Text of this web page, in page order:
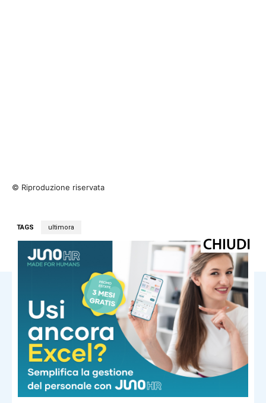
© Riproduzione riservata
TAGS ultimora
NOTIZIE CORRELATE
Ultima ora
Caldo record, vita con l’aria
condizionata: ecco quali
climatizzatori scelgono gli italiani
Ultima ora
Tra bambini e ragazzi in aumento uso